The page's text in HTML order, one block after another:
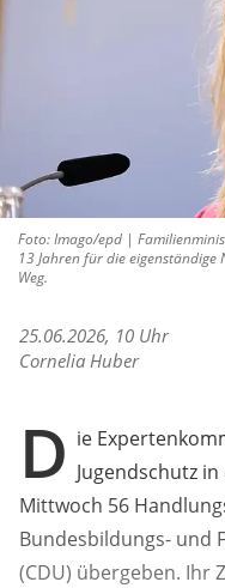
Foto: Imago/epd |
13 Jahren für die
Weg.
25.06.2026, 10 Uhr
Cornelia Huber
D ie
Jugendschutz
Mittwoch 56
Bundesbildungs- und
(CDU) übergeben. Ihr